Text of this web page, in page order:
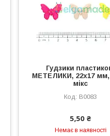
Гудзики
МЕТЕЛИКИ, 22х17 мм,
мікс
B0083
5,50 ₴
Немає в наявності